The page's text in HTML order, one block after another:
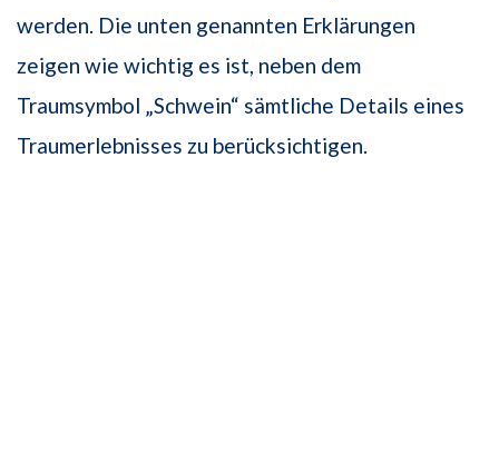
werden. Die unten genannten Erklärungen
zeigen wie wichtig es ist, neben dem
Traumsymbol „Schwein“ sämtliche Details eines
Traumerlebnisses zu berücksichtigen.